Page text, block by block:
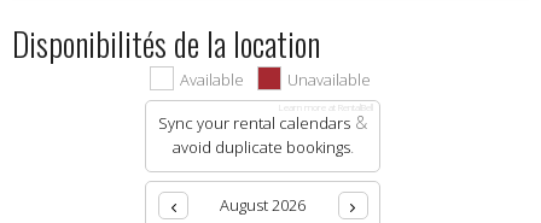
Disponibilités de la location